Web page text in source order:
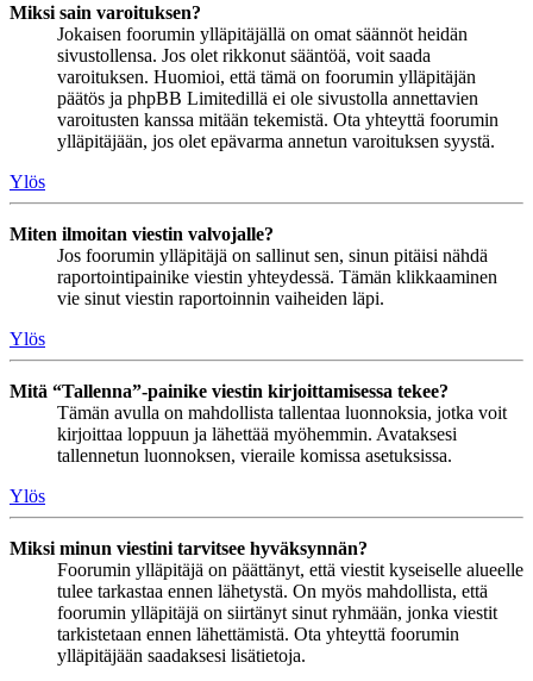
Miksi sain varoituksen?
Jokaisen foorumin ylläpitäjällä on omat säännöt heidän
sivustollensa. Jos olet rikkonut sääntöä, voit saada
varoituksen. Huomioi, että tämä on foorumin ylläpitäjän
päätös ja phpBB Limitedillä ei ole sivustolla annettavien
varoitusten kanssa mitään tekemistä. Ota yhteyttä foorumin
ylläpitäjään, jos olet epävarma annetun varoituksen syystä.
Ylös
Miten ilmoitan viestin valvojalle?
Jos foorumin ylläpitäjä on sallinut sen, sinun pitäisi nähdä
raportointipainike viestin yhteydessä. Tämän klikkaaminen
vie sinut viestin raportoinnin vaiheiden läpi.
Ylös
Mitä “Tallenna”-painike viestin kirjoittamisessa tekee?
Tämän avulla on mahdollista tallentaa luonnoksia, jotka voit
kirjoittaa loppuun ja lähettää myöhemmin. Avataksesi
tallennetun luonnoksen, vieraile komissa asetuksissa.
Ylös
Miksi minun viestini tarvitsee hyväksynnän?
Foorumin ylläpitäjä on päättänyt, että viestit kyseiselle alueelle
tulee tarkastaa ennen lähetystä. On myös mahdollista, että
foorumin ylläpitäjä on siirtänyt sinut ryhmään, jonka viestit
tarkistetaan ennen lähettämistä. Ota yhteyttä foorumin
ylläpitäjään saadaksesi lisätietoja.